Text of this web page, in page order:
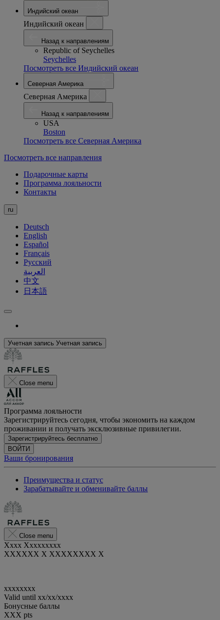
Индийский океан
Индийский океан
Назад к направлениям
Republic of Seychelles
Seychelles
Посмотреть все Индийский океан
Северная Америка
Северная Америка
Назад к направлениям
USA
Boston
Посмотреть все Северная Америка
Посмотреть все направления
Подарочные карты
Программа лояльности
Контакты
ru
Deutsch
English
Español
Français
Русский
العربية
中文
日本語
Учетная запись Учетная запись
Close menu
Программа лояльности
Зарегистрируйтесь сегодня, чтобы экономить на каждом
проживании и получать эксклюзивные привилегии.
Зарегистрируйтесь бесплатно
ВОЙТИ
Ваши бронирования
Преимущества и статус
Зарабатывайте и обменивайте баллы
Close menu
Xxxx Xxxxxxxxx
XXXXXX X XXXXXXXX X
xxxxxxxx
Valid until xx/xx/xxxx
Бонусные баллы
XXX pts